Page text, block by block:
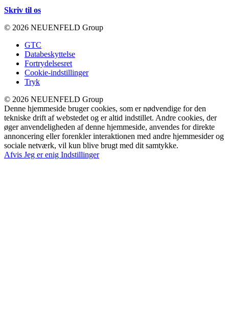
Skriv til os
© 2026 NEUENFELD Group
GTC
Databeskyttelse
Fortrydelsesret
Cookie-indstillinger
Tryk
© 2026 NEUENFELD Group
Denne hjemmeside bruger cookies, som er nødvendige for den
tekniske drift af webstedet og er altid indstillet. Andre cookies, der
øger anvendeligheden af denne hjemmeside, anvendes for direkte
annoncering eller forenkler interaktionen med andre hjemmesider og
sociale netværk, vil kun blive brugt med dit samtykke.
Afvis Jeg er enig Indstillinger